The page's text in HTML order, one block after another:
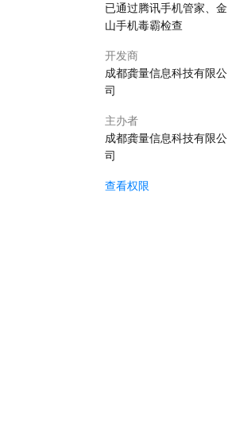
已通过腾讯手机管家、金
山手机毒霸检查
开发商
成都龚量信息科技有限公
司
主办者
成都龚量信息科技有限公
司
查看权限